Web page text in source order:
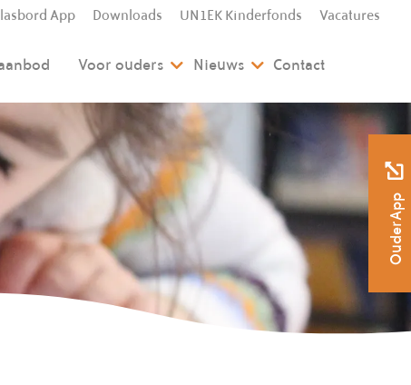
OuderApp
App Downloads UN1EK Kinderfonds Vacatures
Voor ouders Nieuws Contact